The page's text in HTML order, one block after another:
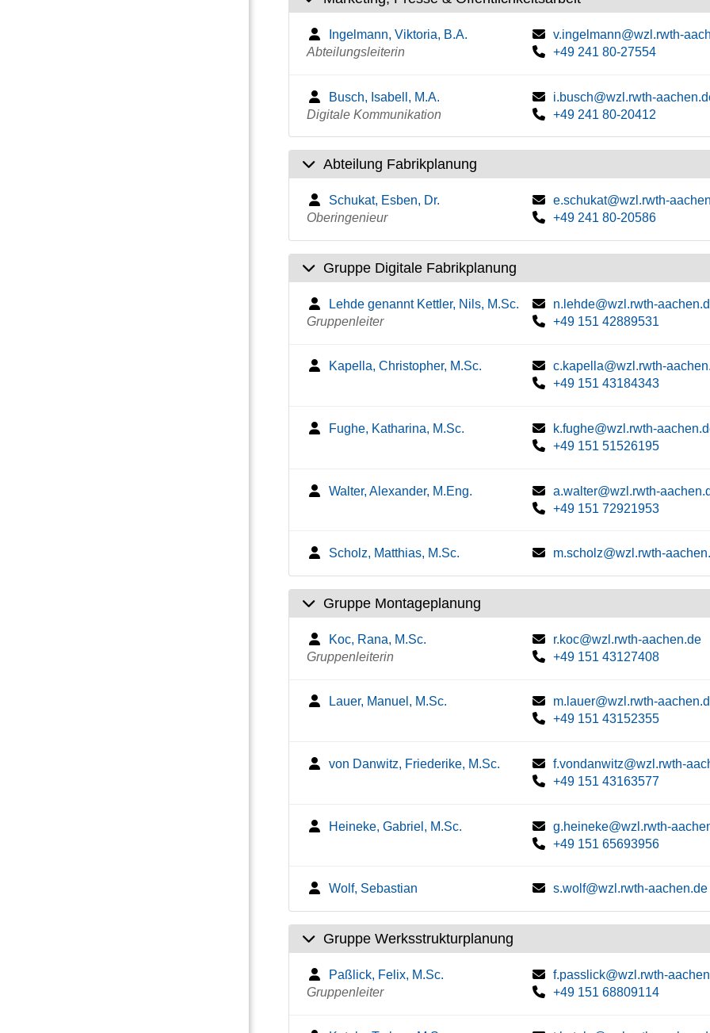
Ingelmann, Viktoria, B.A.
Abteilungsleiterin
v.ingelmann@wzl.rwth-
+49 241 80-27554
Busch, Isabell, M.A.
Digitale Kommunikation
i.busch@wzl.rwth-
+49 241 80-20412
Abteilung Fabrikplanung
Schukat, Esben, Dr.
Oberingenieur
e.schukat@wzl.rwth-
+49 241 80-20586
Gruppe Digitale Fabrikplanung
Lehde genannt Kettler, Nils, M.Sc.
Gruppenleiter
n.lehde@wzl.rwth-
+49 151 42889531
Kapella, Christopher, M.Sc.
c.kapella@wzl.rwth-
+49 151 43184343
Fughe, Katharina, M.Sc.
k.fughe@wzl.rwth-
+49 151 51526195
Walter, Alexander, M.Eng.
a.walter@wzl.rwth-
+49 151 72921953
Scholz, Matthias, M.Sc. m.scholz@wzl.rwth-
Gruppe Montageplanung
Koc, Rana, M.Sc.
Gruppenleiterin
r.koc@wzl.rwth-aachen.de
+49 151 43127408
Lauer, Manuel, M.Sc.
m.lauer@wzl.rwth-
+49 151 43152355
von Danwitz, Friederike, M.Sc.
f.vondanwitz@wzl.rwth-
+49 151 43163577
Heineke, Gabriel, M.Sc.
g.heineke@wzl.rwth-
+49 151 65693956
Wolf, Sebastian s.wolf@wzl.rwth-aachen.de
Gruppe Werksstrukturplanung
Paßlick, Felix, M.Sc.
Gruppenleiter
f.passlick@wzl.rwth-
+49 151 68809114